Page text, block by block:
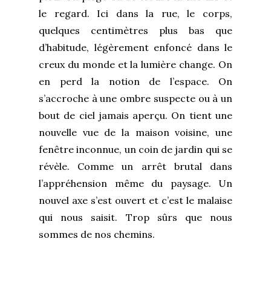
le regard. Ici dans la rue, le corps,
quelques centimètres plus bas que
d’habitude, légèrement enfoncé dans le
creux du monde et la lumière change. On
en perd la notion de l’espace. On
s’accroche à une ombre suspecte ou à un
bout de ciel jamais aperçu. On tient une
nouvelle vue de la maison voisine, une
fenêtre inconnue, un coin de jardin qui se
révèle. Comme un arrêt brutal dans
l’appréhension même du paysage. Un
nouvel axe s’est ouvert et c’est le malaise
qui nous saisit. Trop sûrs que nous
sommes de nos chemins.